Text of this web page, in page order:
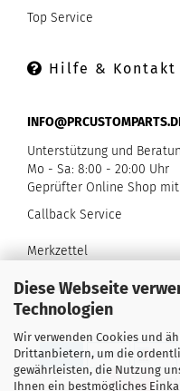
Diese Webseite
Technologien
Wir verwenden Cookies und
Drittanbietern, um die
gewährleisten, die Nutzung
Ihnen ein bestmögliches
Top Service
Hilfe & Kontakt
Unterstützung und
Mo - Sa: 8:00 - 20:00 Uhr
Geprüfter Online Shop
Callback Service
Merkzettel
Kontaktformular